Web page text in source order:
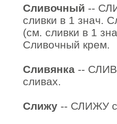
Сливочный --
сливки в 1 знач.
(см. сливки в 1
Сливочный крем.
Сливянка --
сливах.
Слижу -- СЛИЖУ